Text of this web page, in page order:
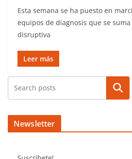
Esta semana se ha puesto en
equipos de diagnosis que se suma
disruptiva
Leer más
Buscar
Newsletter